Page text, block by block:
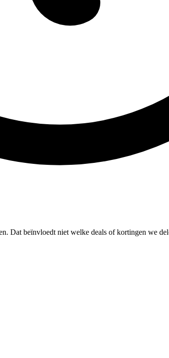
Dat beïnvloedt niet welke deals of kortingen we